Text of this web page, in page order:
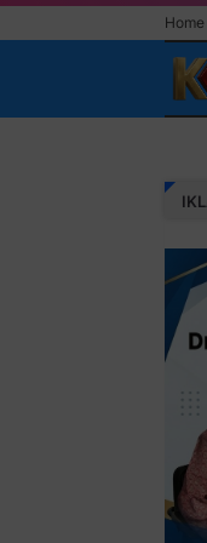
Home